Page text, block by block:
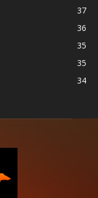
37
36
35
35
34